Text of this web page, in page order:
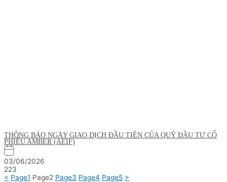
THÔNG BÁO NGÀY GIAO DỊCH ĐẦU TIÊN CỦA QUỸ ĐẦU TƯ CỔ
PHIẾU AMBER (AEIF)
03/06/2026
223
< Page1 Page2 Page3 Page4 Page5 >